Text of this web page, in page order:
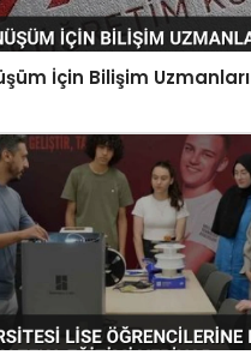
İçin Bilişim Uzmanları